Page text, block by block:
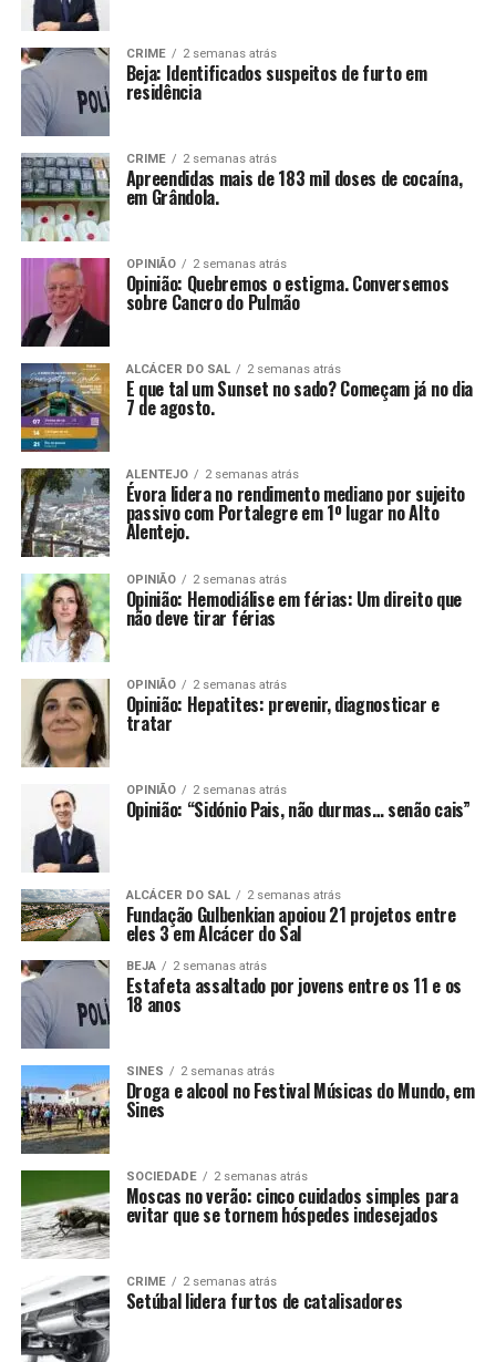
CRIME 2 semanas atrás
Beja: Identificados suspeitos de furto em
residência
CRIME 2 semanas atrás
Apreendidas mais de 183 mil doses de cocaína,
em Grândola.
OPINIÃO 2 semanas atrás
Opinião: Quebremos o estigma. Conversemos
sobre Cancro do Pulmão
ALCÁCER DO SAL 2 semanas atrás
E que tal um Sunset no sado? Começam já no dia
7 de agosto.
ALENTEJO 2 semanas atrás
Évora lidera no rendimento mediano por sujeito
passivo com Portalegre em 1º lugar no Alto
Alentejo.
OPINIÃO 2 semanas atrás
Opinião: Hemodiálise em férias: Um direito que
não deve tirar férias
OPINIÃO 2 semanas atrás
Opinião: Hepatites: prevenir, diagnosticar e
tratar
OPINIÃO 2 semanas atrás
Opinião: “Sidónio Pais, não durmas… senão cais”
ALCÁCER DO SAL 2 semanas atrás
Fundação Gulbenkian apoiou 21 projetos entre
eles 3 em Alcácer do Sal
BEJA 2 semanas atrás
Estafeta assaltado por jovens entre os 11 e os
18 anos
SINES 2 semanas atrás
Droga e alcool no Festival Músicas do Mundo, em
Sines
SOCIEDADE 2 semanas atrás
Moscas no verão: cinco cuidados simples para
evitar que se tornem hóspedes indesejados
CRIME 2 semanas atrás
Setúbal lidera furtos de catalisadores